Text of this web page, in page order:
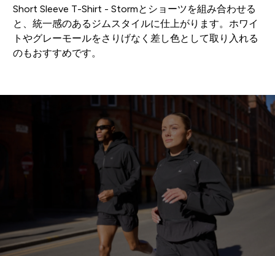
Short Sleeve T-Shirt - Stormとショーツを組み合わせる
と、統一感のあるジムスタイルに仕上がります。ホワイ
トやグレーモールをさりげなく差し色として取り入れる
のもおすすめです。